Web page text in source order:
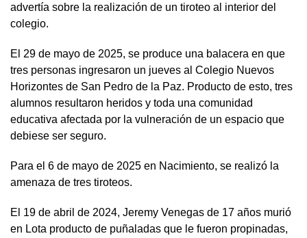
advertía sobre la realización de un tiroteo al interior del
colegio.
El 29 de mayo de 2025, se produce una balacera en que
tres personas ingresaron un jueves al Colegio Nuevos
Horizontes de San Pedro de la Paz. Producto de esto, tres
alumnos resultaron heridos y toda una comunidad
educativa afectada por la vulneración de un espacio que
debiese ser seguro.
Para el 6 de mayo de 2025 en Nacimiento, se realizó la
amenaza de tres tiroteos.
El 19 de abril de 2024, Jeremy Venegas de 17 años murió
en Lota producto de puñaladas que le fueron propinadas,